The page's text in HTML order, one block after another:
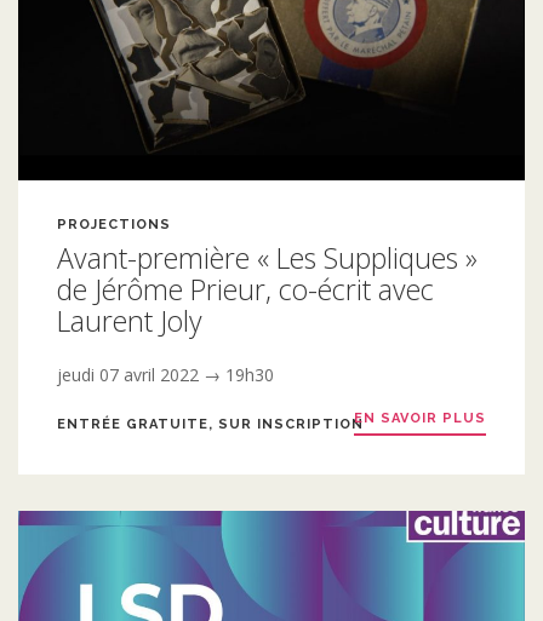
PROJECTIONS
Avant-première « Les Suppliques »
de Jérôme Prieur, co-écrit avec
Laurent Joly
jeudi 07 avril 2022 → 19h30
ENTRÉE GRATUITE, SUR INSCRIPTIONEN SAVOIR PLUS